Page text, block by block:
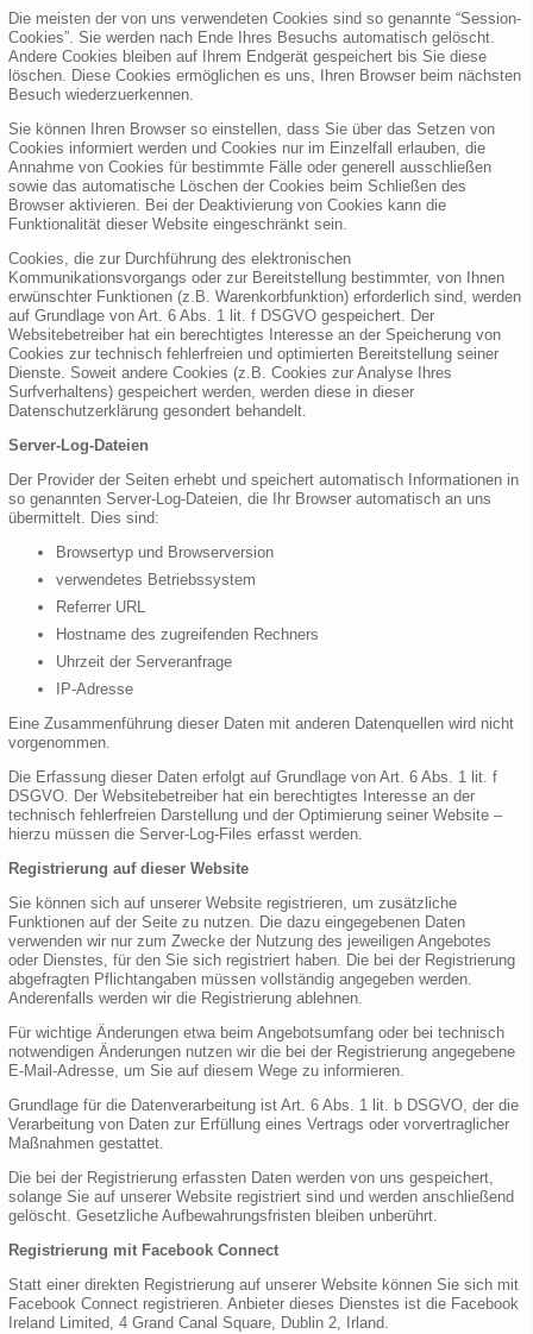
Die meisten der von uns verwendeten Cookies sind so genannte “Session-
Cookies”. Sie werden nach Ende Ihres Besuchs automatisch gelöscht.
Andere Cookies bleiben auf Ihrem Endgerät gespeichert bis Sie diese
löschen. Diese Cookies ermöglichen es uns, Ihren Browser beim nächsten
Besuch wiederzuerkennen.
Sie können Ihren Browser so einstellen, dass Sie über das Setzen von
Cookies informiert werden und Cookies nur im Einzelfall erlauben, die
Annahme von Cookies für bestimmte Fälle oder generell ausschließen
sowie das automatische Löschen der Cookies beim Schließen des
Browser aktivieren. Bei der Deaktivierung von Cookies kann die
Funktionalität dieser Website eingeschränkt sein.
Cookies, die zur Durchführung des elektronischen
Kommunikationsvorgangs oder zur Bereitstellung bestimmter, von Ihnen
erwünschter Funktionen (z.B. Warenkorbfunktion) erforderlich sind, werden
auf Grundlage von Art. 6 Abs. 1 lit. f DSGVO gespeichert. Der
Websitebetreiber hat ein berechtigtes Interesse an der Speicherung von
Cookies zur technisch fehlerfreien und optimierten Bereitstellung seiner
Dienste. Soweit andere Cookies (z.B. Cookies zur Analyse Ihres
Surfverhaltens) gespeichert werden, werden diese in dieser
Datenschutzerklärung gesondert behandelt.
Server-Log-Dateien
Der Provider der Seiten erhebt und speichert automatisch Informationen in
so genannten Server-Log-Dateien, die Ihr Browser automatisch an uns
übermittelt. Dies sind:
Browsertyp und Browserversion
verwendetes Betriebssystem
Referrer URL
Hostname des zugreifenden Rechners
Uhrzeit der Serveranfrage
IP-Adresse
Eine Zusammenführung dieser Daten mit anderen Datenquellen wird nicht
vorgenommen.
Die Erfassung dieser Daten erfolgt auf Grundlage von Art. 6 Abs. 1 lit. f
DSGVO. Der Websitebetreiber hat ein berechtigtes Interesse an der
technisch fehlerfreien Darstellung und der Optimierung seiner Website –
hierzu müssen die Server-Log-Files erfasst werden.
Registrierung auf dieser Website
Sie können sich auf unserer Website registrieren, um zusätzliche
Funktionen auf der Seite zu nutzen. Die dazu eingegebenen Daten
verwenden wir nur zum Zwecke der Nutzung des jeweiligen Angebotes
oder Dienstes, für den Sie sich registriert haben. Die bei der Registrierung
abgefragten Pflichtangaben müssen vollständig angegeben werden.
Anderenfalls werden wir die Registrierung ablehnen.
Für wichtige Änderungen etwa beim Angebotsumfang oder bei technisch
notwendigen Änderungen nutzen wir die bei der Registrierung angegebene
E-Mail-Adresse, um Sie auf diesem Wege zu informieren.
Grundlage für die Datenverarbeitung ist Art. 6 Abs. 1 lit. b DSGVO, der die
Verarbeitung von Daten zur Erfüllung eines Vertrags oder vorvertraglicher
Maßnahmen gestattet.
Die bei der Registrierung erfassten Daten werden von uns gespeichert,
solange Sie auf unserer Website registriert sind und werden anschließend
gelöscht. Gesetzliche Aufbewahrungsfristen bleiben unberührt.
Registrierung mit Facebook Connect
Statt einer direkten Registrierung auf unserer Website können Sie sich mit
Facebook Connect registrieren. Anbieter dieses Dienstes ist die Facebook
Ireland Limited, 4 Grand Canal Square, Dublin 2, Irland.